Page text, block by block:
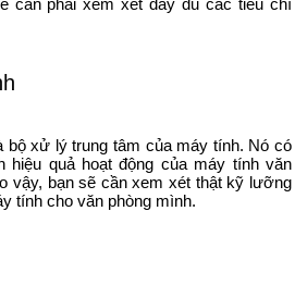
cần phải xem xét đầy đủ các tiêu chí
bộ xử lý trung tâm của máy tính. Nó có
hiệu quả hoạt động của máy tính văn
vậy, bạn sẽ cần xem xét thật kỹ lưỡng
tính cho văn phòng mình.